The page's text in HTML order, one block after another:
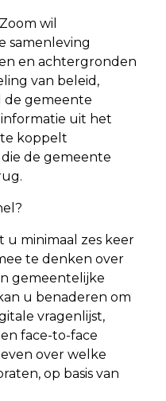
wil
samenleving
en achtergronden
van beleid,
de gemeente
uit het
koppelt
de gemeente
u minimaal zes keer
te denken over
gemeentelijke
u benaderen om
vragenlijst,
face-to-face
over welke
op basis van